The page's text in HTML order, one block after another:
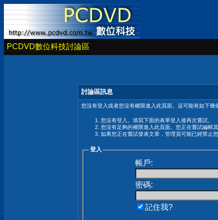
PCDVD數位科技討論區
討論區訊息
您沒有登入或者您沒有權限進入此頁面。這可能有如下幾
您沒有登入。填寫下面的表單登入後再次嘗試。
您沒有足夠的權限進入此頁面。您正在嘗試編輯
如果您正在嘗試發表文章，管理員可能已經禁止
登入
帳戶:
密碼:
記住我?